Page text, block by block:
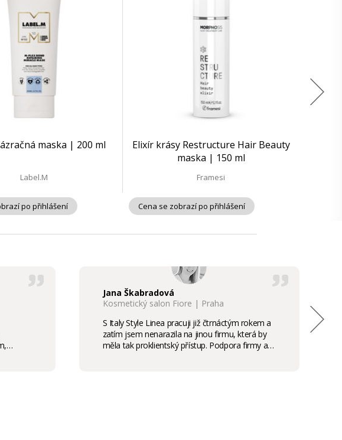
maska | 200 ml
Label.M
po přihlášení
Elixír krásy Restructure Hair Beauty
maska | 150 ml
Framesi
Cena se zobrazí po přihlášení
těch
Jana Škabradová
Kosmetický salon Fiore | Praha
S Italy Style Linea pracuji již čtrnáctým rokem a
zatím jsem nenarazila na jinou firmu, která by
měla tak proklientský přístup. Podpora firmy a